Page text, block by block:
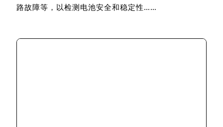
路故障等，以检测电池安全和稳定性……